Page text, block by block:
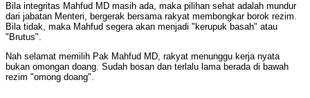
Bila integritas Mahfud MD masih ada, maka pilihan sehat adalah mundur
dari jabatan Menteri, bergerak bersama rakyat membongkar borok rezim.
Bila tidak, maka Mahfud segera akan menjadi "kerupuk basah" atau
"Brutus".
Nah selamat memilih Pak Mahfud MD, rakyat menunggu kerja nyata
bukan omongan doang. Sudah bosan dan terlalu lama berada di bawah
rezim "omong doang".